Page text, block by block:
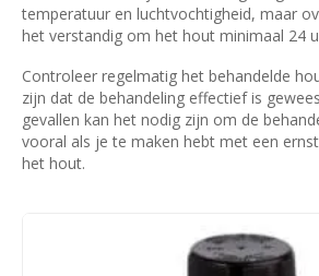
temperatuur en luchtvochtigheid, maar
het verstandig om het hout minimaal 24
Controleer regelmatig het behandelde
zijn dat de behandeling effectief is
gevallen kan het nodig zijn om de
vooral als je te maken hebt met een
het hout.